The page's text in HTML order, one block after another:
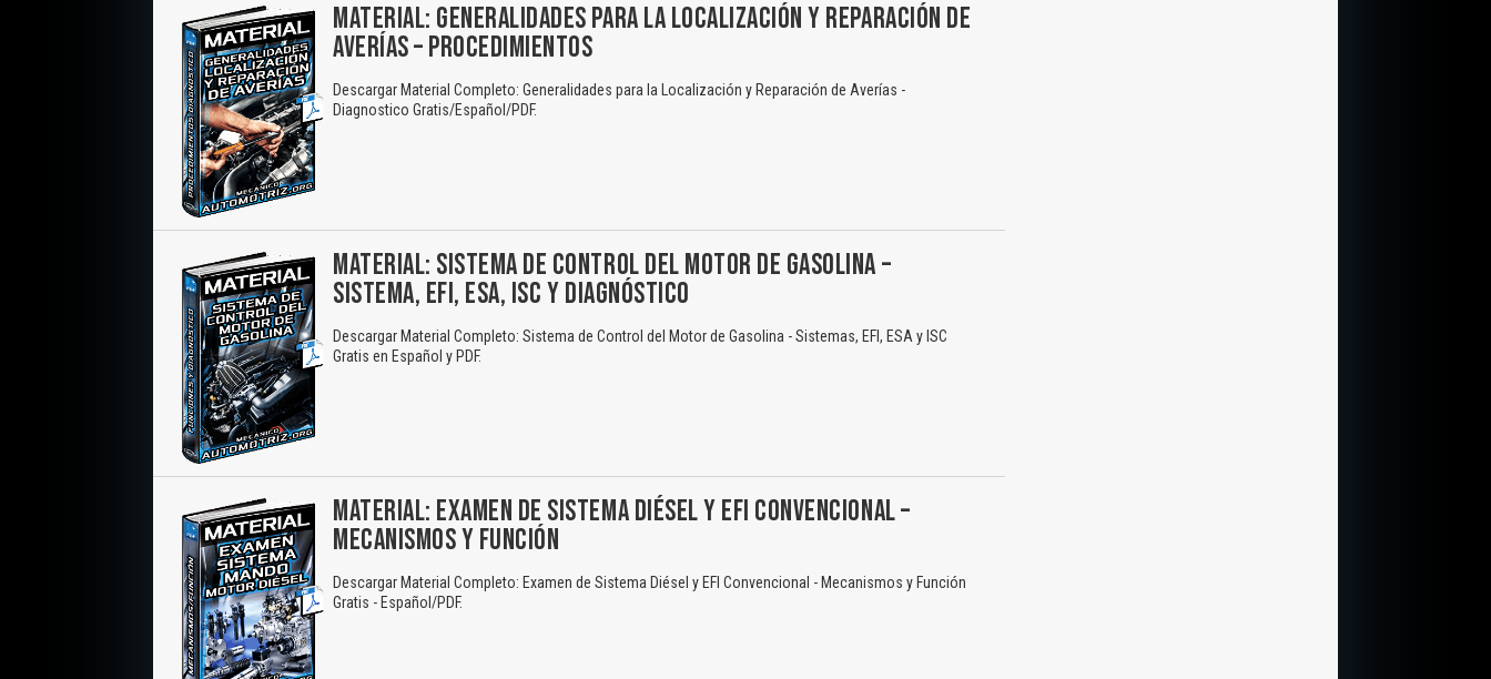
MATERIAL: GENERALIDADES PARA LA LOCALIZACIÓN Y REPARACIÓN DE
AVERÍAS – PROCEDIMIENTOS
Descargar Material Completo: Generalidades para la Localización y Reparación de Averías -
Diagnostico Gratis/Español/PDF.
MATERIAL: SISTEMA DE CONTROL DEL MOTOR DE GASOLINA –
SISTEMA, EFI, ESA, ISC Y DIAGNÓSTICO
Descargar Material Completo: Sistema de Control del Motor de Gasolina - Sistemas, EFI, ESA y ISC
Gratis en Español y PDF.
MATERIAL: EXAMEN DE SISTEMA DIÉSEL Y EFI CONVENCIONAL –
MECANISMOS Y FUNCIÓN
Descargar Material Completo: Examen de Sistema Diésel y EFI Convencional - Mecanismos y Función
Gratis - Español/PDF.